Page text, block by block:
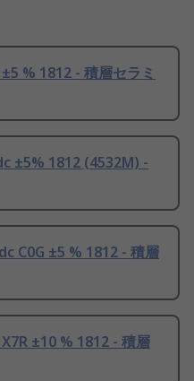
% 1812 - 積層セラミ
±5% 1812 (4532M) -
C0G ±5 % 1812 - 積層
±10 % 1812 - 積層